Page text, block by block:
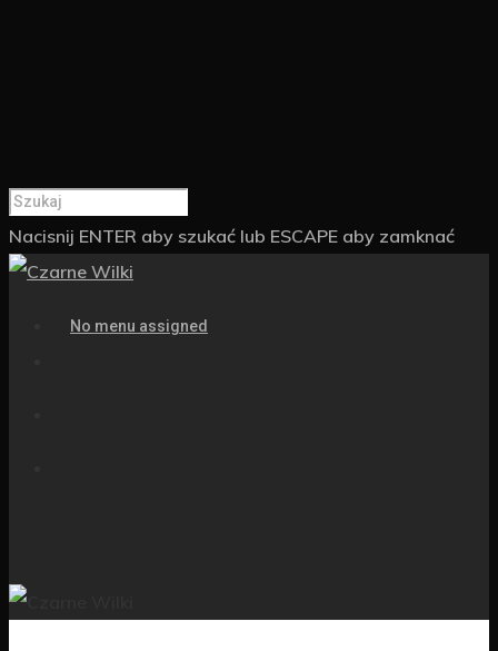
Nacisnij ENTER aby szukać lub ESCAPE aby zamknać
No menu assigned